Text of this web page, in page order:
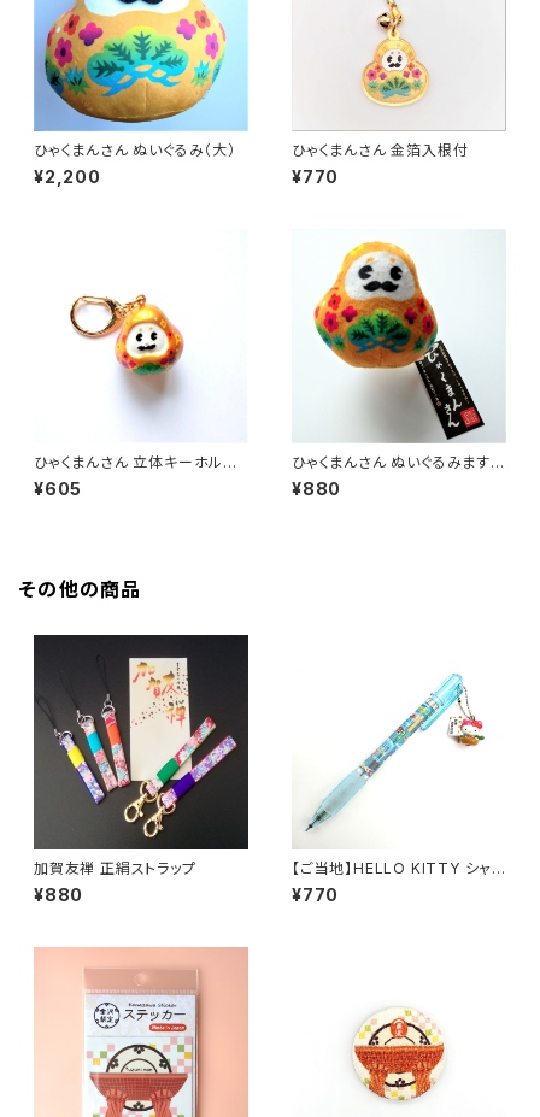
ひゃくまんさん ぬいぐるみ（大）
¥2,200
ひゃくまんさん 金箔入根付
¥770
ひゃくまんさん 立体キーホルダ
ー／立体根付
¥605
ひゃくまんさん ぬいぐるみますこ
っと
¥880
その他の商品
加賀友禅 正絹ストラップ
¥880
【ご当地】HELLO KITTY シャ
ープペン
¥770